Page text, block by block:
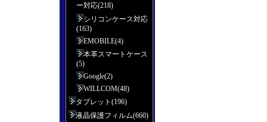
ー対応(218)
シリコンケース対応
(163)
EMOBILE(4)
本革スマートケース
(5)
Google(2)
WILLCOM(48)
タブレット(196)
液晶保護フィルム(660)